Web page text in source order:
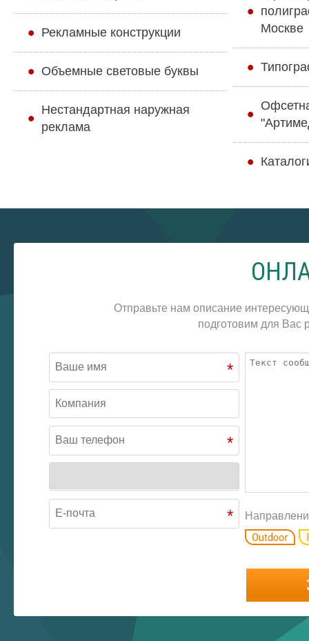
Рекламные конструкции
Объемные световые буквы
Нестандартная наружная
реклама
Москве
Отправьте нам описание
подготовим для Вас
*
*
*